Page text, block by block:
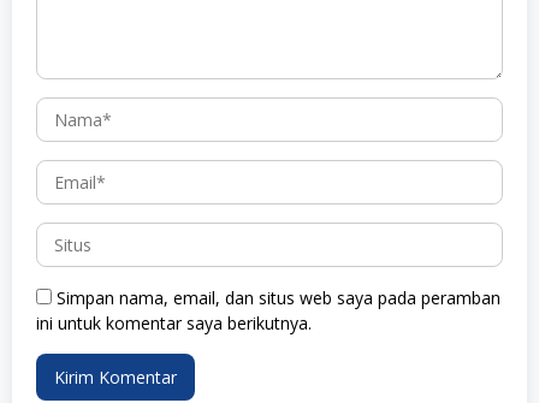
Simpan nama, email, dan situs web saya pada peramban
ini untuk komentar saya berikutnya.